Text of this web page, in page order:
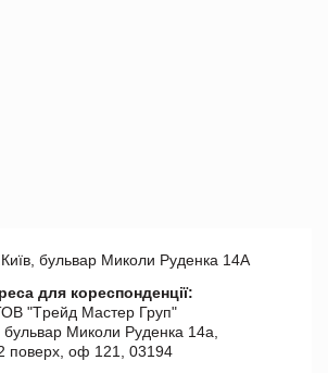
бульвар Миколи Руденка 14А
для кореспонденції:
"Tрейд Мастер Груп"
бульвар Миколи Руденка 14а,
поверх, оф 121, 03194